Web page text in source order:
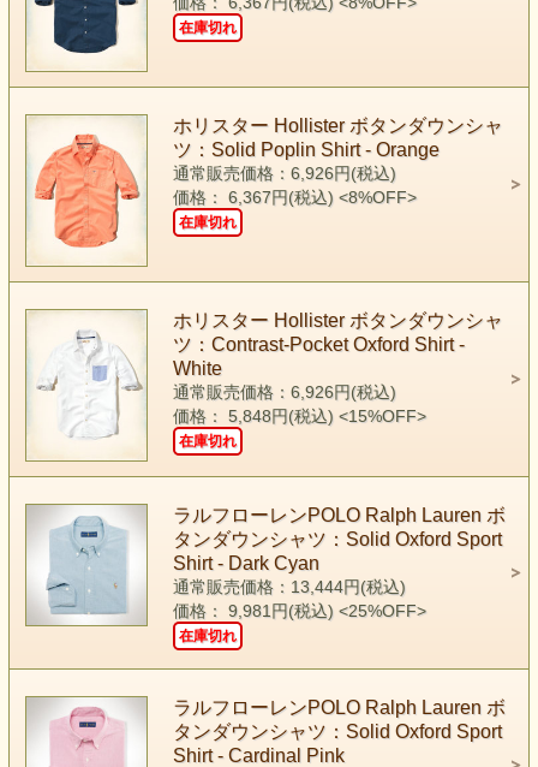
在庫切れ
ホリスター Hollister ボタンダウンシャ
ツ：Solid Poplin Shirt - Orange
通常販売価格：6,926円(税込)
価格： 6,367円(税込) <8%OFF>
在庫切れ
ホリスター Hollister ボタンダウンシャ
ツ：Contrast-Pocket Oxford Shirt -
White
通常販売価格：6,926円(税込)
価格： 5,848円(税込) <15%OFF>
在庫切れ
ラルフローレンPOLO Ralph Lauren ボ
タンダウンシャツ：Solid Oxford Sport
Shirt - Dark Cyan
通常販売価格：13,444円(税込)
価格： 9,981円(税込) <25%OFF>
在庫切れ
ラルフローレンPOLO Ralph Lauren ボ
タンダウンシャツ：Solid Oxford Sport
Shirt - Cardinal Pink